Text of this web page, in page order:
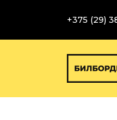
+375 (29)